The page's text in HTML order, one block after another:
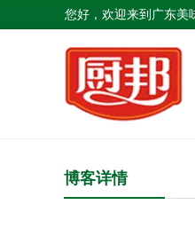
您好，欢迎来到广东美
博客详情